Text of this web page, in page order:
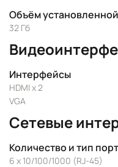
Объём
32 Гб
Интерфейсы
HDMI x 2
VGA
Сетевые
Количество и тип
6 x 10/100/1000 (RJ-45)